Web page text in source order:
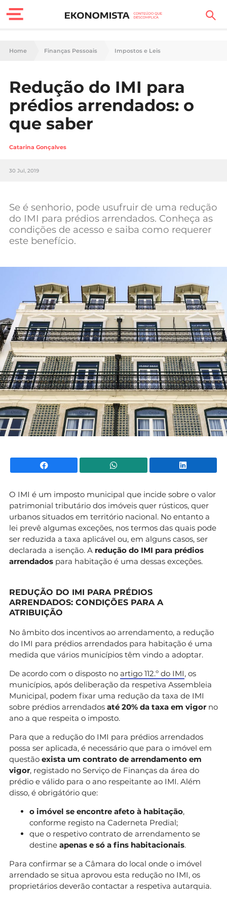
Finanças Pessoais
Carreira
Casa
Lifestyle
Sociedade
Negócios
Mundial 2026
Home Finanças Pessoais Impostos e Leis
Redução do IMI para
prédios arrendados: o
que saber
Catarina Gonçalves
30 Jul, 2019
Se é senhorio, pode usufruir de uma redução
do IMI para prédios arrendados. Conheça as
condições de acesso e saiba como requerer
este benefício.
Facebook WhatsApp
O IMI é um imposto municipal que incide sobre o valor
patrimonial tributário dos imóveis quer rústicos, quer
urbanos situados em território nacional. No entanto a
lei prevê algumas exceções, nos termos das quais pode
ser reduzida a taxa aplicável ou, em alguns casos, ser
declarada a isenção. A redução do IMI para prédios
arrendados para habitação é uma dessas exceções.
REDUÇÃO DO IMI PARA PRÉDIOS
ARRENDADOS: CONDIÇÕES PARA A
ATRIBUIÇÃO
No âmbito dos incentivos ao arrendamento, a redução
do IMI para prédios arrendados para habitação é uma
medida que vários municípios têm vindo a adoptar.
De acordo com o disposto no artigo 112.º do IMI, os
municípios, após deliberação da respetiva Assembleia
Municipal, podem fixar uma redução da taxa de IMI
sobre prédios arrendados até 20% da taxa em vigor no
ano a que respeita o imposto.
Para que a redução do IMI para prédios arrendados
possa ser aplicada, é necessário que para o imóvel em
questão exista um contrato de arrendamento em
vigor, registado no Serviço de Finanças da área do
prédio e válido para o ano respeitante ao IMI. Além
disso, é obrigátório que:
o imóvel se encontre afeto à habitação,
conforme registo na Caderneta Predial;
que o respetivo contrato de arrendamento se
destine apenas e só a fins habitacionais.
Para confirmar se a Câmara do local onde o imóvel
arrendado se situa aprovou esta redução no IMI, os
proprietários deverão contactar a respetiva autarquia.